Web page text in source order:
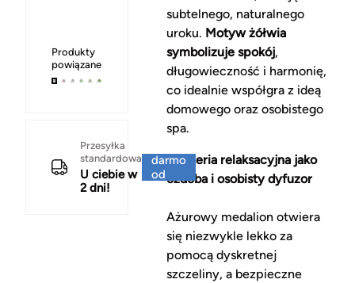
Produkty
powiązane
Przesyłka
standardowa
U ciebie w
2 dni!
darmo
od
150 zł
subtelnego, naturalnego
uroku. Motyw żółwia
symbolizuje spokój,
długowieczność i harmonię,
co idealnie współgra z ideą
domowego oraz osobistego
spa.
Biżuteria relaksacyjna jako
ozdoba i osobisty dyfuzor
Ażurowy medalion otwiera
się niezwykle lekko za
pomocą dyskretnej
szczeliny, a bezpieczne